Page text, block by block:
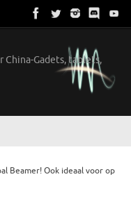
China-Gadets, tablets,
Beamer! Ook ideaal voor op